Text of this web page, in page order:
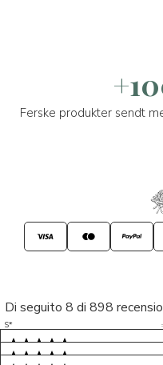
Ferske produkter sendt
Di seguito 8 di 898
S* 5/5
LP 5/5
M* 5/5